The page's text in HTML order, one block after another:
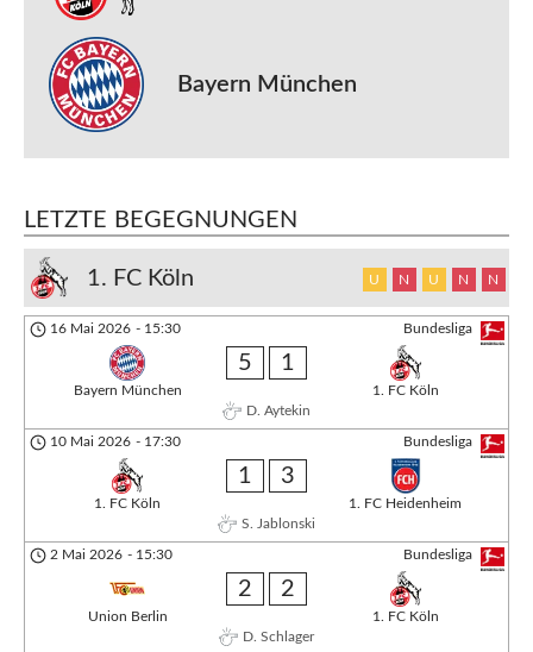
Bayern München
LETZTE BEGEGNUNGEN
1. FC Köln U N U N N
Bundesliga
16 Mai 2026 - 15:30
Bayern München
5 1
1. FC Köln
D. Aytekin
Bundesliga
10 Mai 2026 - 17:30
1. FC Köln
1 3
1. FC Heidenheim
S. Jablonski
Bundesliga
2 Mai 2026 - 15:30
Union Berlin
2 2
1. FC Köln
D. Schlager